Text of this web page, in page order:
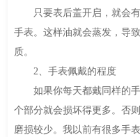
只要表后盖开启，就会有
手表。这样油就会蒸发，导
质。
2、手表佩戴的程度
如果你每天都戴同样的手
个部分就会损坏得更多。否
磨损较少。我以前有很多手